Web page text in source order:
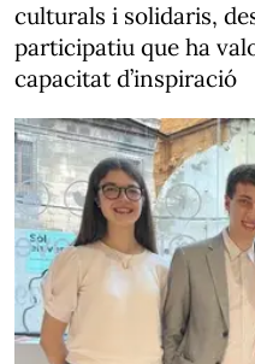
culturals i solidaris,
participatiu que ha
capacitat d’inspiració